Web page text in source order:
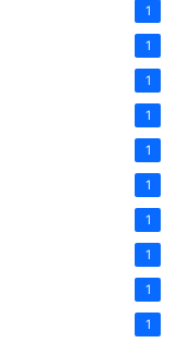
1
1
1
1
1
1
1
1
1
1